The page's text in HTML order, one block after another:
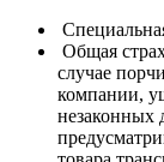
Общая
случае
компании,
незаконных